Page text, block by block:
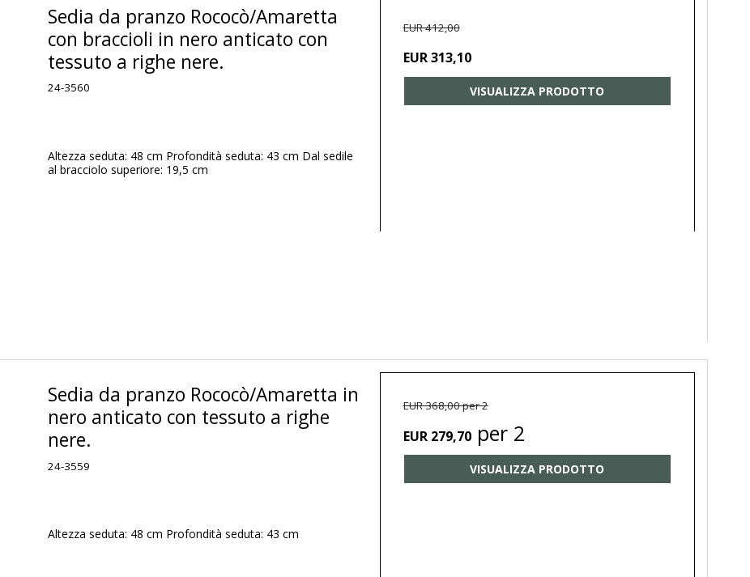
Sedia da pranzo Rococò/Amaretta
con braccioli in nero anticato con
tessuto a righe nere.
24-3560
Altezza seduta: 48 cm Profondità seduta: 43 cm Dal sedile
al bracciolo superiore: 19,5 cm
EUR 412,00
EUR 313,10
VISUALIZZA PRODOTTO
Sedia da pranzo Rococò/Amaretta in
nero anticato con tessuto a righe
nere.
24-3559
Altezza seduta: 48 cm Profondità seduta: 43 cm
EUR 368,00 per 2
EUR 279,70per 2
VISUALIZZA PRODOTTO